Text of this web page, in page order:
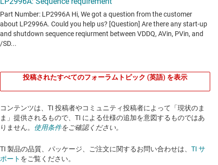
投稿されたすべてのフォーラムトピック (英語) を表示
コンテンツは、TI 投稿者やコミュニティ投稿者によって「現状のま
ま」提供されるもので、TI による仕様の追加を意図するものではあ
りません。 使用条件をご確認ください。
TI 製品の品質、パッケージ、ご注文に関するお問い合わせは、 TI サ
ポート をご覧ください。​​​​​​​​​​​​​​